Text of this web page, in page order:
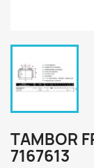
TAMBOR
7167613